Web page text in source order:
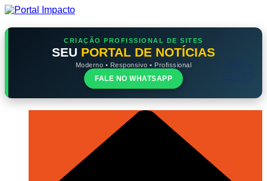
Ir
o
CRIAÇÃO PROFISSIONAL DE SITES
SEU PORTAL DE NOTÍCIAS
Moderno • Responsivo • Profissional
FALE NO WHATSAPP